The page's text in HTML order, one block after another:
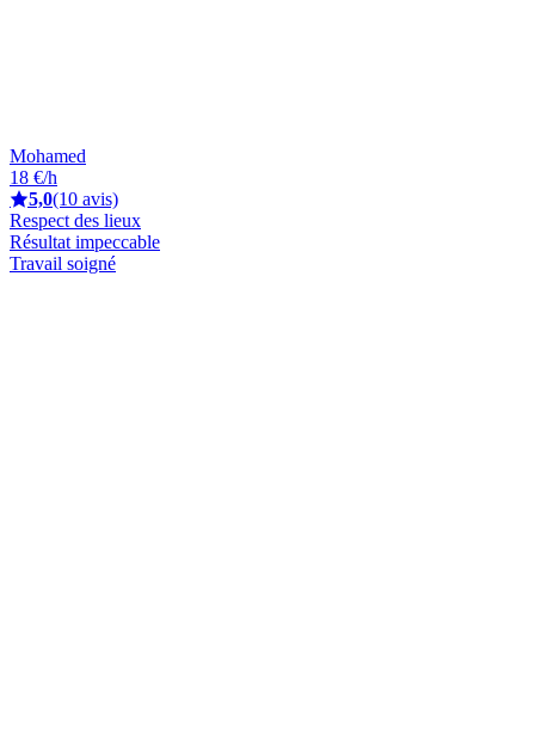
Mohamed
18 €/h
5,0(10 avis)
Respect des lieux
Résultat impeccable
Travail soigné